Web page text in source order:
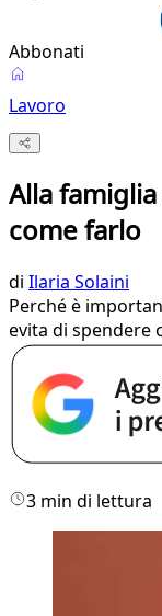
Abbonati
Lavoro
Alla
come farlo
di Ilaria Solaini
Perché è
evita di spendere
3 min di lettura